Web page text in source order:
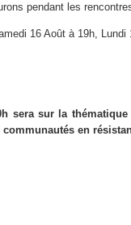
pendant les
16 Août à 19h, Lundi
sera sur la
en